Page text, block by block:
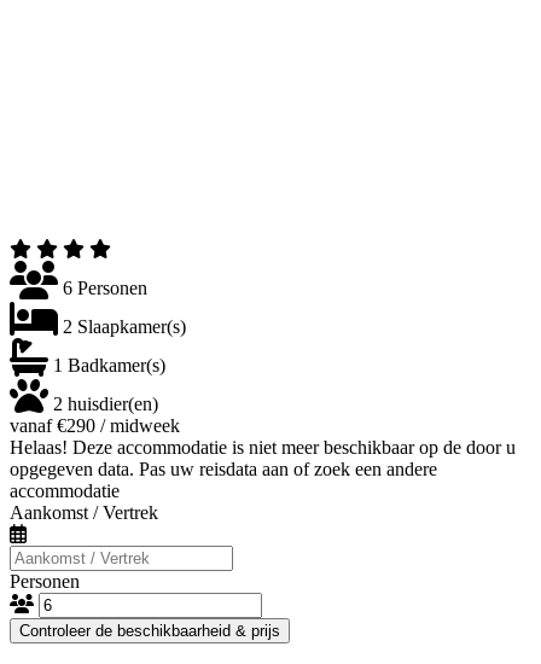
6 Personen
2 Slaapkamer(s)
1 Badkamer(s)
2 huisdier(en)
vanaf €290 / midweek
Helaas! Deze accommodatie is niet meer beschikbaar op de door u
opgegeven data. Pas uw reisdata aan of zoek een andere
accommodatie
Aankomst / Vertrek
Personen
Controleer de beschikbaarheid & prijs